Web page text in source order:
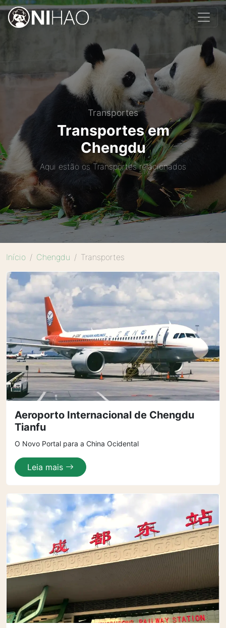
Transportes
Transportes em
Chengdu
Aqui estão os Transportes relacionados
Início Chengdu Transportes
Aeroporto Internacional de Chengdu
Tianfu
O Novo Portal para a China Ocidental
Leia mais